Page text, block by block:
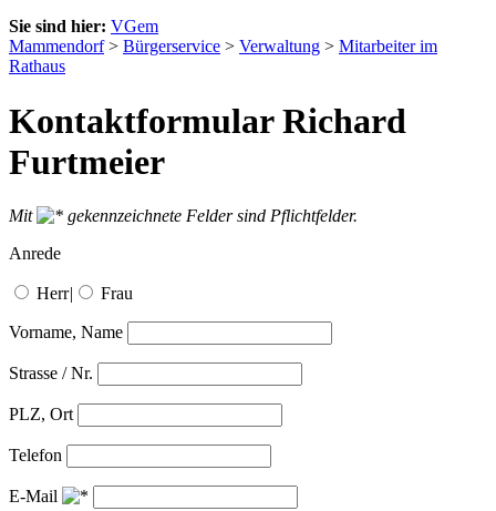
Sie sind hier: VGem
Mammendorf> Bürgerservice > Verwaltung > Mitarbeiter im
Rathaus
Kontaktformular Richard
Furtmeier
Mit
gekennzeichnete Felder sind Pflichtfelder.
Anrede
Herr| Frau
Vorname, Name
Strasse / Nr.
PLZ, Ort
Telefon
E-Mail